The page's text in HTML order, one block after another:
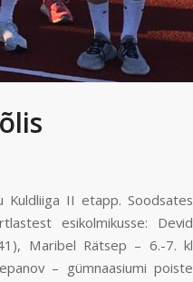
Kuldliiga II etapp. Soodsates
esikolmikusse: Devid
Maribel Rätsep – 6.-7. kl
– gümnaasiumi poiste